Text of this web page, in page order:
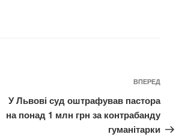
запис
ВПЕРЕД
У Львові суд оштрафував пастора
на понад 1 млн грн за контрабанду
гуманітарки